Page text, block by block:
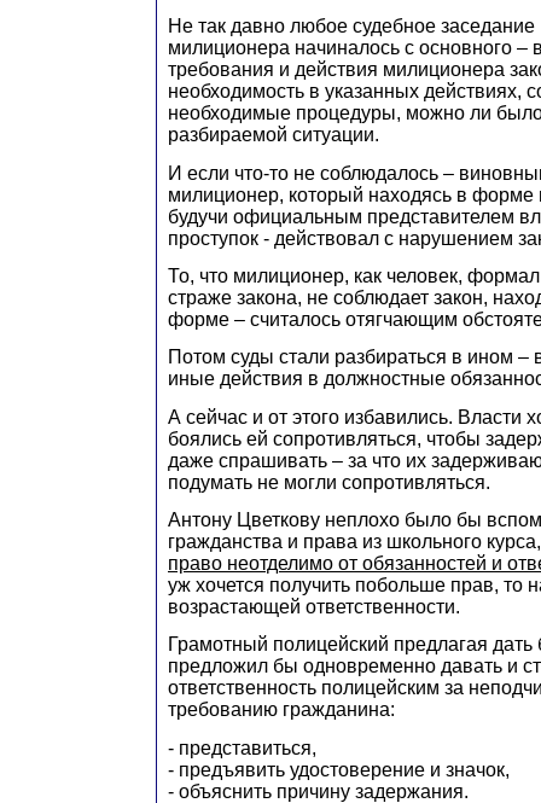
Не так давно любое судебное
милиционера начиналось с основного
требования и действия милиционера
необходимость в указанных действиях,
необходимые процедуры, можно ли
разбираемой ситуации.
И если что-то не соблюдалось –
милиционер, который находясь в форме
будучи официальным представителем
проступок - действовал с нарушением
То, что милиционер, как человек,
страже закона, не соблюдает закон,
форме – считалось отягчающим
Потом суды стали разбираться в ином –
иные действия в должностные
А сейчас и от этого избавились. Власти
боялись ей сопротивляться, чтобы
даже спрашивать – за что их
подумать не могли сопротивляться.
Антону Цветкову неплохо было бы
гражданства и права из школьного
право неотделимо от обязанностей и
уж хочется получить побольше прав, то
возрастающей ответственности.
Грамотный полицейский предлагая
предложил бы одновременно давать и
ответственность полицейским за
требованию гражданина:
- представиться,
- предъявить удостоверение и значок,
- объяснить причину задержания.